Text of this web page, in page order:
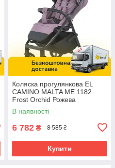
Коляска прогулянкова EL
CAMINO MALTA ME 1182
Frost Orchid Рожева
В наявності
6 782 ₴ 8 585 ₴
Купити